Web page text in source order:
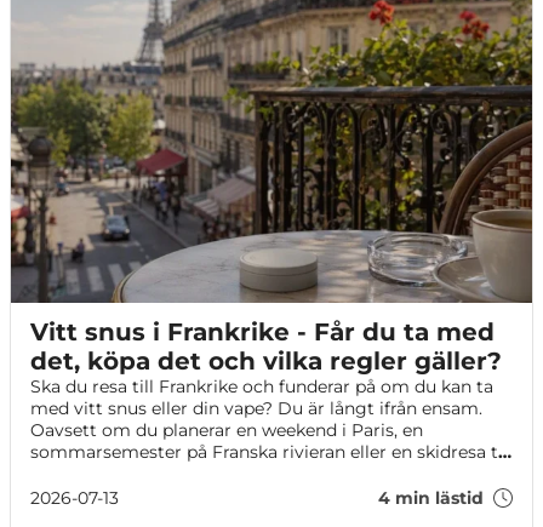
Vitt snus i Frankrike - Får du ta med
det, köpa det och vilka regler gäller?
Ska du resa till Frankrike och funderar på om du kan ta
med vitt snus eller din vape? Du är långt ifrån ensam.
Oavsett om du planerar en weekend i Paris, en
sommarsemester på Franska rivieran eller en skidresa till
2026-07-13
4 min lästid